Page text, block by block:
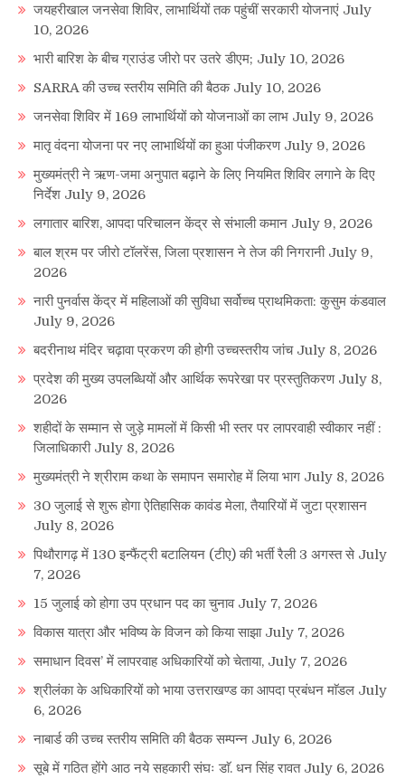
जयहरीखाल जनसेवा शिविर, लाभार्थियों तक पहुंचीं सरकारी योजनाएं July
10, 2026
भारी बारिश के बीच ग्राउंड जीरो पर उतरे डीएम; July 10, 2026
SARRA की उच्च स्तरीय समिति की बैठक July 10, 2026
जनसेवा शिविर में 169 लाभार्थियों को योजनाओं का लाभ July 9, 2026
मातृ वंदना योजना पर नए लाभार्थियों का हुआ पंजीकरण July 9, 2026
मुख्यमंत्री ने ऋण-जमा अनुपात बढ़ाने के लिए नियमित शिविर लगाने के दिए
निर्देश July 9, 2026
लगातार बारिश, आपदा परिचालन केंद्र से संभाली कमान July 9, 2026
बाल श्रम पर जीरो टॉलरेंस, जिला प्रशासन ने तेज की निगरानी July 9,
2026
नारी पुनर्वास केंद्र में महिलाओं की सुविधा सर्वोच्च प्राथमिकता: कुसुम कंडवाल
July 9, 2026
बदरीनाथ मंदिर चढ़ावा प्रकरण की होगी उच्चस्तरीय जांच July 8, 2026
प्रदेश की मुख्य उपलब्धियों और आर्थिक रूपरेखा पर प्रस्तुतिकरण July 8,
2026
शहीदों के सम्मान से जुड़े मामलों में किसी भी स्तर पर लापरवाही स्वीकार नहीं :
जिलाधिकारी July 8, 2026
मुख्यमंत्री ने श्रीराम कथा के समापन समारोह में लिया भाग July 8, 2026
30 जुलाई से शुरू होगा ऐतिहासिक कावंड मेला, तैयारियों में जुटा प्रशासन
July 8, 2026
पिथौरागढ़ में 130 इन्फैंट्री बटालियन (टीए) की भर्ती रैली 3 अगस्त से July
7, 2026
15 जुलाई को होगा उप प्रधान पद का चुनाव July 7, 2026
विकास यात्रा और भविष्य के विजन को किया साझा July 7, 2026
समाधान दिवस’ में लापरवाह अधिकारियों को चेताया, July 7, 2026
श्रीलंका के अधिकारियों को भाया उत्तराखण्ड का आपदा प्रबंधन माॅडल July
6, 2026
नाबार्ड की उच्च स्तरीय समिति की बैठक सम्पन्न July 6, 2026
सूबे में गठित होंगे आठ नये सहकारी संघः डाॅ. धन सिंह रावत July 6, 2026